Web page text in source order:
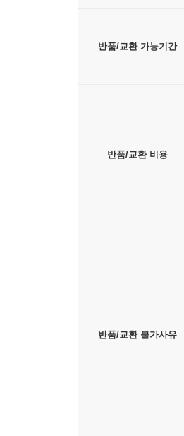
반품/교환 가능기간
반품/교환 비용
반품/교환 불가사유